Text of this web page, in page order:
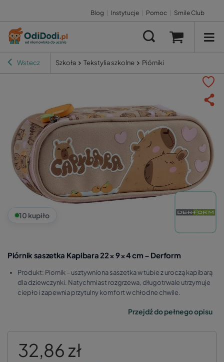
Blog Instytucje Pomoc Smile Club
Wstecz Szkoła Tekstylia szkolne Piórniki
10 kupiło
Piórnik saszetka Kapibara 22 × 9 × 4 cm – Derform
Produkt: Piornik – usztywniona saszetka w tubie z uroczą kapibarą
dla dziewczynki. Natychmiast rozgrzewa, długotrwale utrzymuje
ciepło i zapewnia przytulny komfort w chłodne chwile.
Przejdź do pełnego opisu
32,86 zł